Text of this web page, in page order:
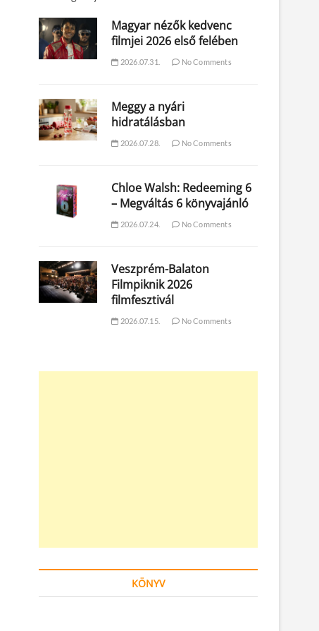
Magyar nézők kedvenc
filmjei 2026 első felében
2026.07.31. No Comments
Meggy a nyári
hidratálásban
2026.07.28. No Comments
Chloe Walsh: Redeeming 6
– Megváltás 6 könyvajánló
2026.07.24. No Comments
Veszprém-Balaton
Filmpiknik 2026
filmfesztivál
2026.07.15. No Comments
KÖNYV